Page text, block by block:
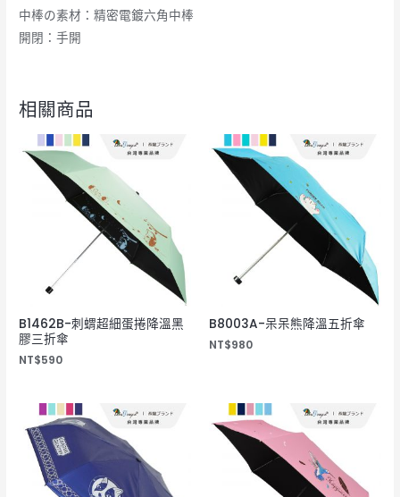
中棒の素材：精密電鍍六角中棒
開閉：手開
相關商品
B1462B-刺蝟超細蛋捲降溫黑
膠三折傘
NT$590
B8003A-呆呆熊降溫五折傘
NT$980